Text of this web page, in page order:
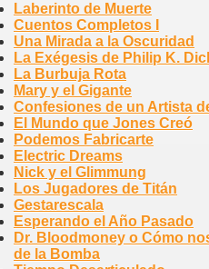
Laberinto de Muerte
Cuentos Completos I
Una Mirada a la Oscuridad
La Exégesis de Philip K.
La Burbuja Rota
Mary y el Gigante
Confesiones de un Artista
El Mundo que Jones Creó
Podemos Fabricarte
Electric Dreams
Nick y el Glimmung
Los Jugadores de Titán
Gestarescala
Esperando el Año Pasado
Dr. Bloodmoney o Cómo
de la Bomba